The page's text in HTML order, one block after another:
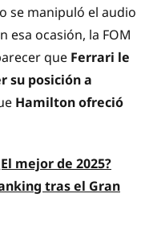
se manipuló el audio
esa ocasión, la FOM
que Ferrari le
su posición a
Hamilton ofreció
mejor de 2025?
tras el Gran